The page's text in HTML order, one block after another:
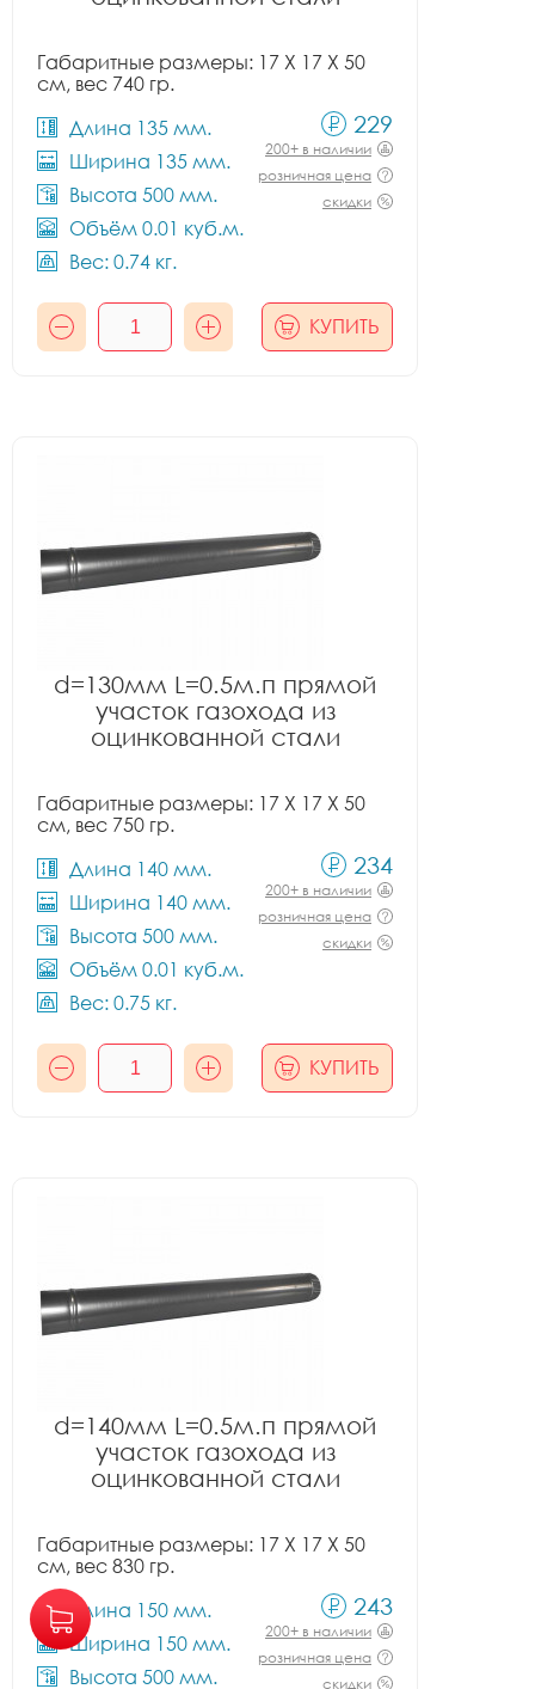
Габаритные размеры: 17 X 17 X 50
см, вес 740 гр.
Длина 135 мм.
Ширина 135 мм.
Высота 500 мм.
Объём 0.01 куб.м.
Вес: 0.74 кг.
229
200+ в наличии
розничная цена
скидки
КУПИТЬ
d=130мм L=0.5м.п прямой
участок газохода из
оцинкованной стали
Габаритные размеры: 17 X 17 X 50
см, вес 750 гр.
Длина 140 мм.
Ширина 140 мм.
Высота 500 мм.
Объём 0.01 куб.м.
Вес: 0.75 кг.
234
200+ в наличии
розничная цена
скидки
КУПИТЬ
d=140мм L=0.5м.п прямой
участок газохода из
оцинкованной стали
Габаритные размеры: 17 X 17 X 50
см, вес 830 гр.
Длина 150 мм.
Ширина 150 мм.
Высота 500 мм.
243
200+ в наличии
розничная цена
скидки